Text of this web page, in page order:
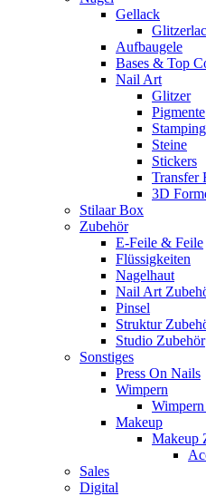
Gellack
Aufbaugele
Bases & Top
Nail Art
Glitzer
Pigmente
Stamping
Steine
Stickers
Transfer
3D
Stilaar Box
Zubehör
E-Feile & Feile
Flüssigkeiten
Nagelhaut
Nail Art
Pinsel
Struktur
Studio Zubehör
Sonstiges
Press On Nails
Wimpern
Makeup
Makeup
Sales
Digital